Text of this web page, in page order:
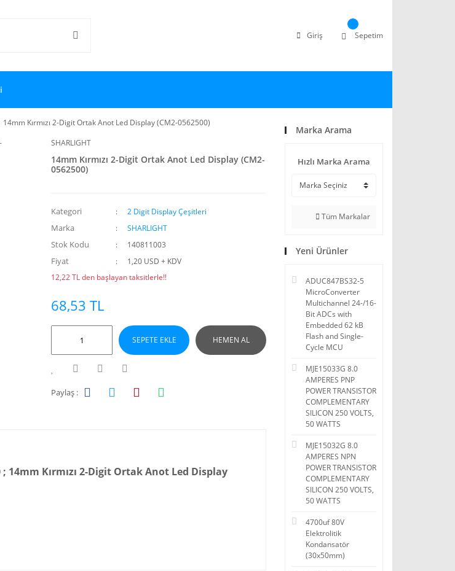
Giriş Sepetim
14mm Kırmızı 2-Digit Ortak Anot Led Display (CM2-0562500)
SHARLIGHT
14mm Kırmızı 2-Digit Ortak Anot Led Display (CM2-
0562500)
Kategori 2 Digit Display Çeşitleri
Marka SHARLIGHT
Stok Kodu 140811003
Fiyat
1,20 USD + KDV
12,22 TL den başlayan taksitlerle!!
68,53 TL
SEPETE EKLE HEMEN AL
Paylaş :
; 14mm Kırmızı 2-Digit Ortak Anot Led Display
Marka Arama
Hızlı Marka Arama
Tüm Markalar
Yeni Ürünler
ADUC847BS32-5
MicroConverter
Multichannel 24-/16-
Bit ADCs with
Embedded 62 kB
Flash and Single-
Cycle MCU
MJE15033G 8.0
AMPERES PNP
POWER TRANSISTOR
COMPLEMENTARY
SILICON 250 VOLTS,
50 WATTS
MJE15032G 8.0
AMPERES NPN
POWER TRANSISTOR
COMPLEMENTARY
SILICON 250 VOLTS,
50 WATTS
4700uf 80V
Elektrolitik
Kondansatör
(30x50mm)